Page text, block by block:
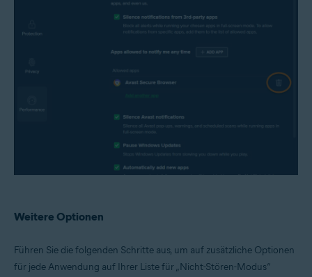
Weitere Optionen
Führen Sie die folgenden Schritte aus, um auf zusätzliche Optionen
für jede Anwendung auf Ihrer Liste für „Nicht-Stören-Modus“